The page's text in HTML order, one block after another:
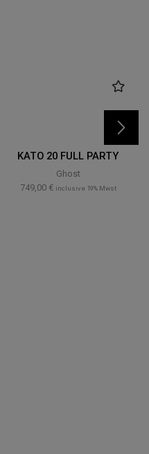
KATO 20 FULL PARTY
Ghost
749,00 € inclusive 19% Mwst